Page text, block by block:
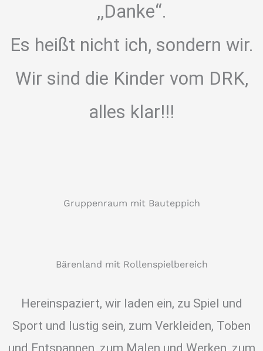
,,Danke“.
Es heißt nicht ich, sondern wir.
Wir sind die Kinder vom DRK,
alles klar!!!
Gruppenraum mit Bauteppich
Bärenland mit Rollenspielbereich
Hereinspaziert, wir laden ein, zu Spiel und
Sport und lustig sein, zum Verkleiden, Toben
und Entspannen, zum Malen und Werken, zum